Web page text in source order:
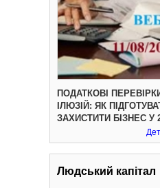
ПОДАТКОВІ
ІЛЮЗІЙ: ЯК
ЗАХИСТИТИ БІЗНЕС У
Людський капітал